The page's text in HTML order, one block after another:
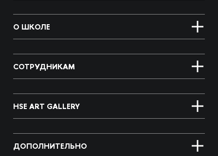
О ШКОЛЕ
СОТРУДНИКАМ
HSE ART GALLERY
ДОПОЛНИТЕЛЬНО